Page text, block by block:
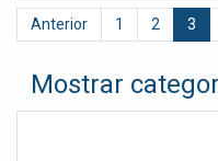
Anterior 1 2 3
Mostrar